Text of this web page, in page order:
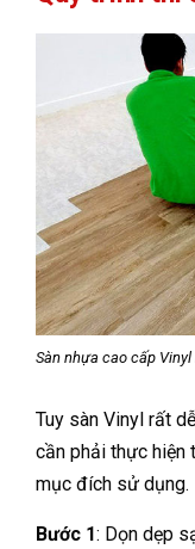
Sàn nhựa cao cấp
Tuy sàn Vinyl rất
cần phải thực hiện
mục đích sử dụng.
Bước 1: Dọn dẹp